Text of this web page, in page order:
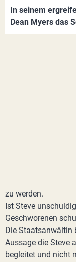
In seinem
Dean Myers das
zu werden.
Ist Steve
Geschworenen
Die Staatsanwältin
Aussage die Steve
begleitet und nicht